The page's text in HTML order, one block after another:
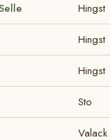
Hingst
Hingst
Hingst
Sto
Valack